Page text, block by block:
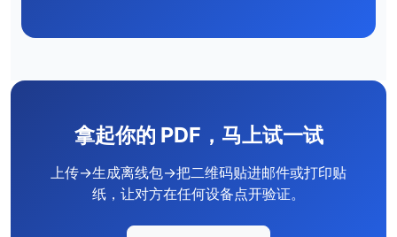
拿起你的 PDF，马上试一试
上传→生成离线包→把二维码贴进邮件或打印贴
纸，让对方在任何设备点开验证。